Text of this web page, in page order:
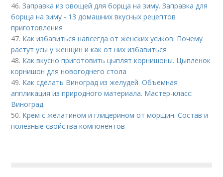
46.Заправка из овощей для борща на зиму. Заправка для
борща на зиму - 13 домашних вкусных рецептов
приготовления
47. Как избавиться навсегда от женских усиков. Почему
растут усы у женщин и как от них избавиться
48. Как вкусно приготовить цыплят корнишоны. Цыпленок
корнишон для новогоднего стола
49. Как сделать Виноград из желудей. Объемная
аппликация из природного материала. Мастер-класс:
Виноград
50. Крем с желатином и глицерином от морщин. Состав и
полезные свойства компонентов